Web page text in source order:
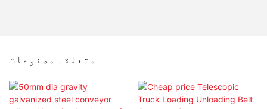
متعلقہ مصنوعات